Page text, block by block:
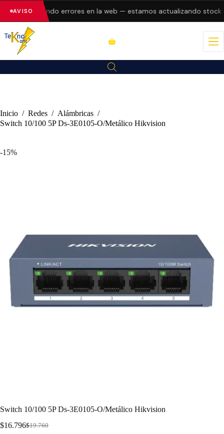
AVISO
presentando errores en la web — estamos actualizando stock
Inicio / Redes / Alámbricas /
Switch 10/100 5P Ds-3E0105-O/Metálico Hikvision
-15%
Switch 10/100 5P Ds-3E0105-O/Metálico Hikvision
$19.760
$16.796